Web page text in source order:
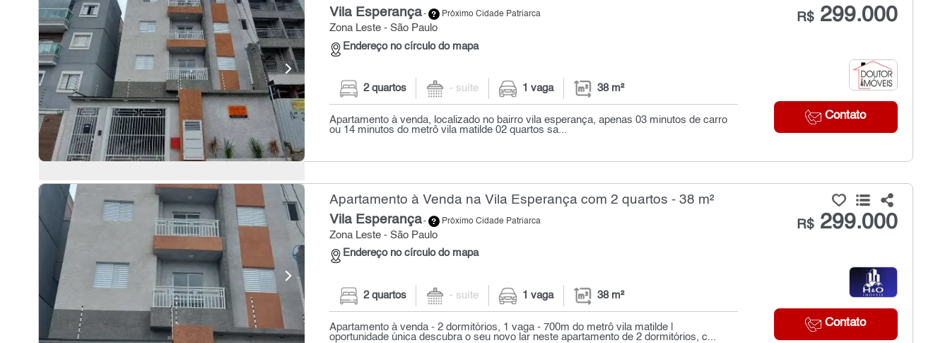
Vila Esperança- Próximo Cidade Patriarca
Zona Leste - São Paulo
Endereço no círculo do mapa
R$299.000
Contato
2 quartos - suíte 1 vaga 38 m²
Apartamento à venda, localizado no bairro vila esperança, apenas 03 minutos de carro
ou 14 minutos do metrô vila matilde 02 quartos sa...
Apartamento à Venda na Vila Esperança com 2 quartos - 38 m²
Vila Esperança- Próximo Cidade Patriarca
Zona Leste - São Paulo
Endereço no círculo do mapa
R$299.000
Contato
2 quartos - suíte 1 vaga 38 m²
Apartamento à venda - 2 dormitórios, 1 vaga - 700m do metrô vila matilde |
oportunidade única descubra o seu novo lar neste apartamento de 2 dormitórios, c...